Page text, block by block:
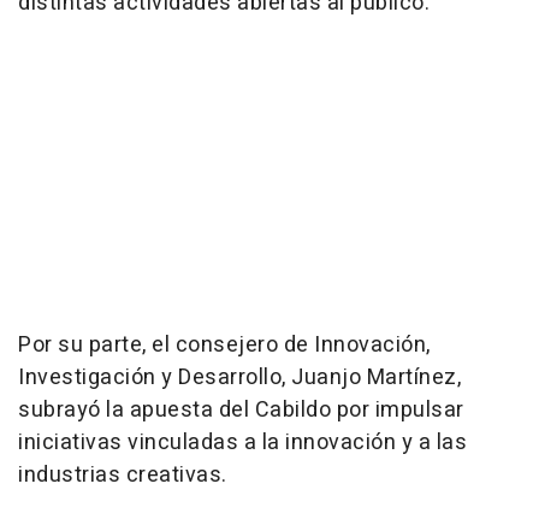
Por su parte, el consejero de Innovación,
Investigación y Desarrollo, Juanjo Martínez,
subrayó la apuesta del Cabildo por impulsar
iniciativas vinculadas a la innovación y a las
industrias creativas.